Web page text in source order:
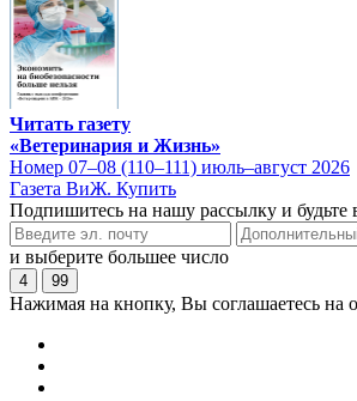
Читать газету
«Ветеринария и Жизнь»
Номер 07–08 (110–111) июль–август 2026
Газета ВиЖ. Купить
Подпишитесь на нашу рассылку и будьте
и выберите большее число
4 99
Нажимая на кнопку, Вы соглашаетесь на